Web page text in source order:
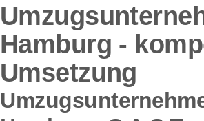
Hamburg -
Umsetzung